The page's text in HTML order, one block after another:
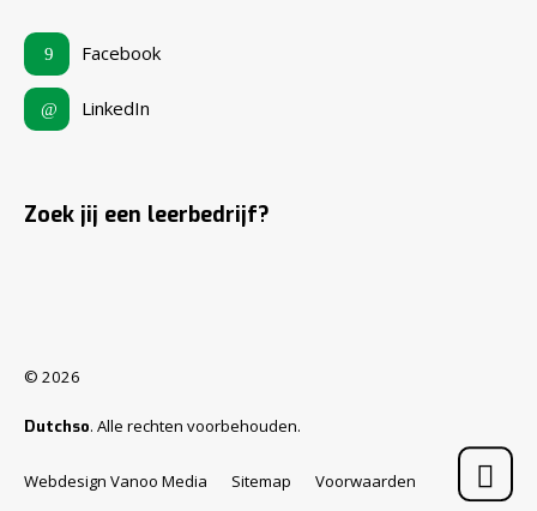
Facebook
LinkedIn
Zoek jij een leerbedrijf?
© 2026
Dutchso. Alle rechten voorbehouden.
Webdesign Vanoo Media Sitemap
Voorwaarden